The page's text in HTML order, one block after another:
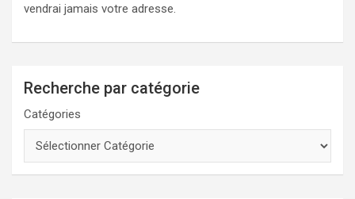
vendrai jamais votre adresse.
Recherche par catégorie
Catégories